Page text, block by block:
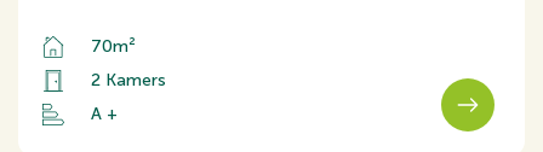
70m²
2 Kamers
A +